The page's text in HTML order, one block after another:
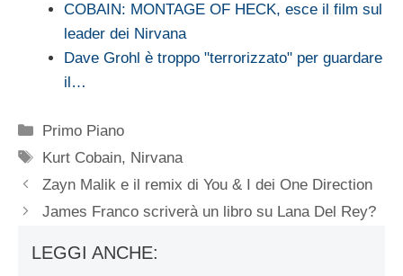
COBAIN: MONTAGE OF HECK, esce il film sul
leader dei Nirvana
Dave Grohl è troppo "terrorizzato" per guardare
il…
Categorie
Primo Piano
Tag
Kurt Cobain, Nirvana
Zayn Malik e il remix di You & I dei One Direction
James Franco scriverà un libro su Lana Del Rey?
LEGGI ANCHE: